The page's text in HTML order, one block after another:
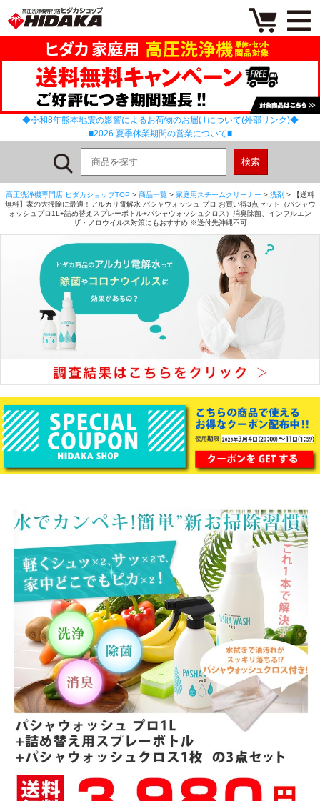
◆令和8年熊本地震の影響によるお荷物のお届けについて(外部リンク)◆
■2026 夏季休業期間の営業について■
高圧洗浄機専門店 ヒダカショップTOP > 商品一覧 > 家庭用スチームクリーナー > 洗剤 > 【送料
無料】家の大掃除に最適！アルカリ電解水 パシャウォッシュ プロ お買い得3点セット（パシャウ
ォッシュプロ1L+詰め替えスプレーボトル+パシャウォッシュクロス）消臭除菌、インフルエン
ザ・ノロウイルス対策にもおすすめ ※送付先沖縄不可